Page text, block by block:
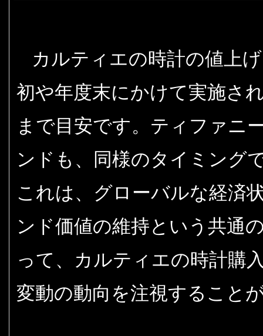
カルティエの時計の値上
初や年度末にかけて実施さ
まで目安です。ティファニ
ンドも、同様のタイミング
これは、グローバルな経済
ンド価値の維持という共通
って、カルティエの時計購
変動の動向を注視すること